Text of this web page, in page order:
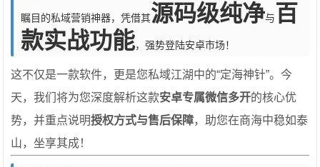
瞩目的私域营销神器，凭借其源码级纯净与百
款实战功能，强势登陆安卓市场！
这不仅是一款软件，更是您私域江湖中的“定海神针”。今
天，我们将为您深度解析这款安卓专属微信多开的核心优
势，并重点说明授权方式与售后保障，助您在商海中稳如泰
山，坐享其成！